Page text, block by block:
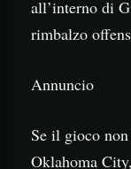
all’interno di
rimbalzo
Annuncio
Se il gioco
Oklahoma